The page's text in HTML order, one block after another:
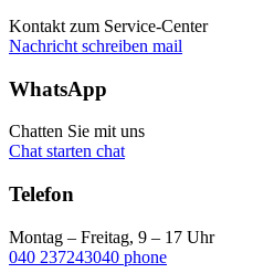
Kontakt zum Service-Center
Nachricht schreiben mail
WhatsApp
Chatten Sie mit uns
Chat starten chat
Telefon
Montag – Freitag, 9 – 17 Uhr
040 237243040 phone